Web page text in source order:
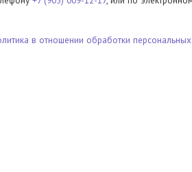
в отношении обработки